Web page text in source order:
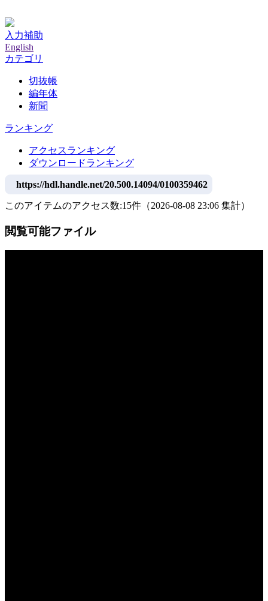
入力補助
English
カテゴリ
切抜帳
編年体
新聞
ランキング
アクセスランキング
ダウンロードランキング
https://hdl.handle.net/20.500.14094/0100359462
このアイテムのアクセス数:15件 （2026-08-08 23:06 集計）
閲覧可能ファイル